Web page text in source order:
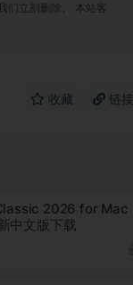
们立刻删除。 本站客
收藏 链接
2026 for Mac
中文版下载